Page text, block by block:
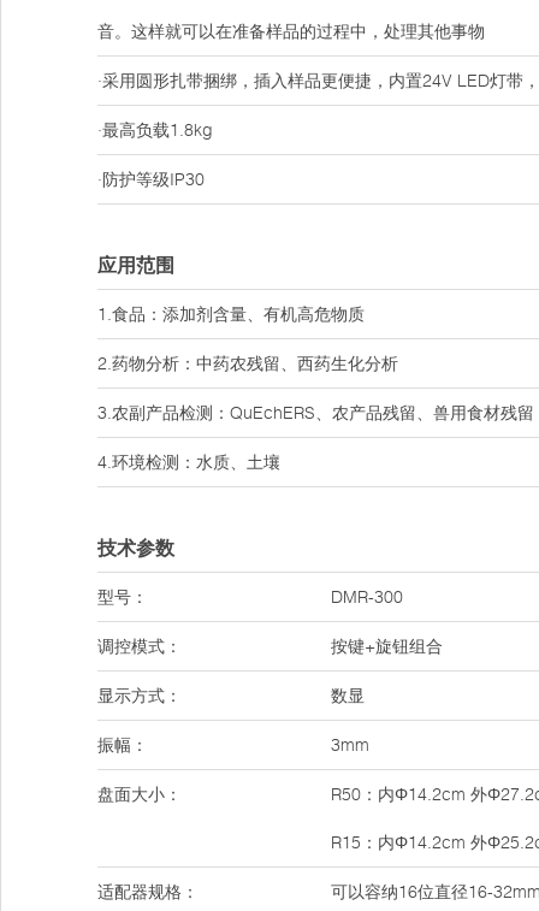
音。这样就可以在准备样品的过程中，处理其他事物
·采用圆形扎带捆绑，插入样品更便捷，内置24V LED灯带
·最高负载1.8kg
·防护等级IP30
应用范围
1.食品：添加剂含量、有机高危物质
2.药物分析：中药农残留、西药生化分析
3.农副产品检测：QuEchERS、农产品残留、兽用食材残留
4.环境检测：水质、土壤
技术参数
型号： DMR-300
调控模式： 按键+旋钮组合
显示方式： 数显
振幅： 3mm
盘面大小： R50：内Φ14.2cm 外
R15：内Φ14.2cm 外
适配器规格： 可以容纳16位直径16-